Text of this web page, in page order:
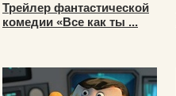
Трейлер фантастической
комедии «Все как ты ...